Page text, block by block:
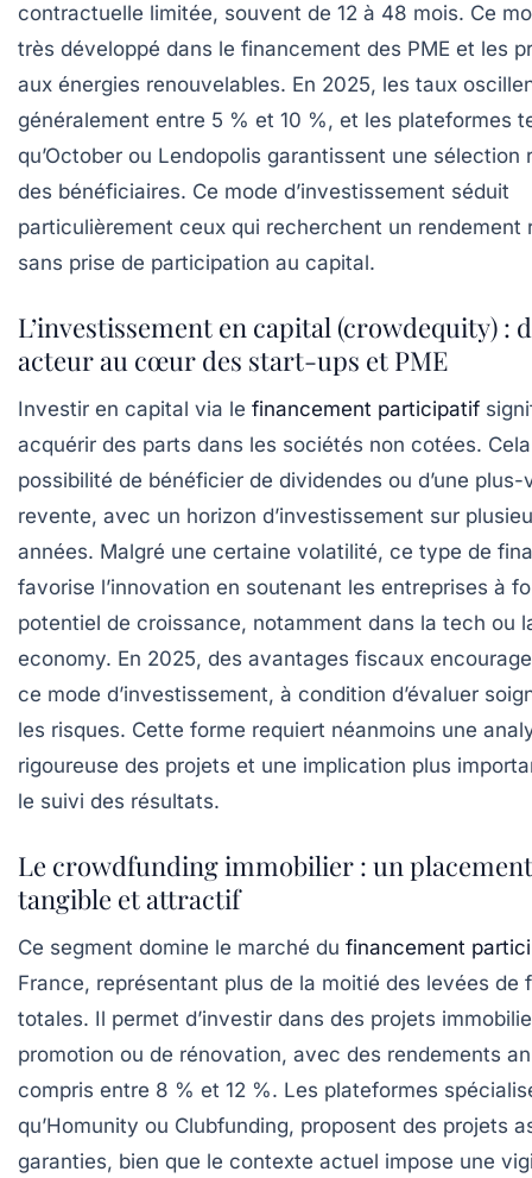
contractuelle limitée, souvent de 12 à 48 mois. Ce
très développé dans le financement des PME et les
aux énergies renouvelables. En 2025, les taux
généralement entre 5 % et 10 %, et les plateformes
qu’October ou Lendopolis garantissent une sélection
des bénéficiaires. Ce mode d’investissement séduit
particulièrement ceux qui recherchent un rendement
sans prise de participation au capital.
L’investissement en capital (crowdequity) :
acteur au cœur des start-ups et PME
Investir en capital via le financement participatif
acquérir des parts dans les sociétés non cotées.
possibilité de bénéficier de dividendes ou d’une plus-
revente, avec un horizon d’investissement sur
années. Malgré une certaine volatilité, ce type de
favorise l’innovation en soutenant les entreprises à
potentiel de croissance, notamment dans la tech ou
economy. En 2025, des avantages fiscaux
ce mode d’investissement, à condition d’évaluer
les risques. Cette forme requiert néanmoins une
rigoureuse des projets et une implication plus
le suivi des résultats.
Le crowdfunding immobilier : un placement
tangible et attractif
Ce segment domine le marché du financement
France, représentant plus de la moitié des levées de
totales. Il permet d’investir dans des projets
promotion ou de rénovation, avec des rendements
compris entre 8 % et 12 %. Les plateformes
qu’Homunity ou Clubfunding, proposent des projets
garanties, bien que le contexte actuel impose une